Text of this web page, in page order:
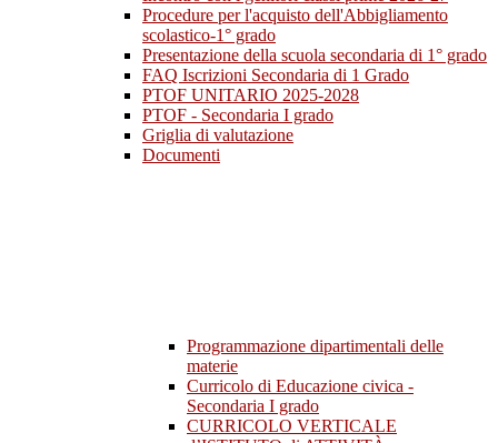
Procedure per l'acquisto dell'Abbigliamento
scolastico-1° grado
Presentazione della scuola secondaria di 1° grado
FAQ Iscrizioni Secondaria di 1 Grado
PTOF UNITARIO 2025-2028
PTOF - Secondaria I grado
Griglia di valutazione
Documenti
Programmazione dipartimentali delle
materie
Curricolo di Educazione civica -
Secondaria I grado
CURRICOLO VERTICALE